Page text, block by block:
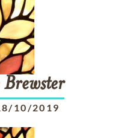
Brewster
10/2019